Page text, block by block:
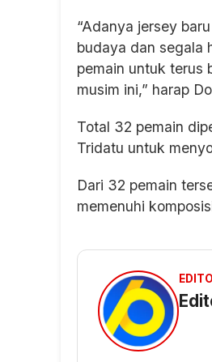
“Adanya jersey
budaya dan segala
pemain untuk terus
musim ini,” harap
Total 32 pemain
Tridatu untuk
Dari 32 pemain
memenuhi